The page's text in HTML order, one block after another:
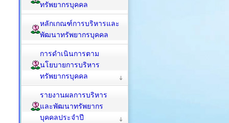
ทรัพยากรบุคคล
หลักเกณฑ์การบริหารและ
พัฒนาทรัพยากรบุคคล
การดำเนินการตาม
นโยบายการบริหาร
ทรัพยากรบุคคล
รายงานผลการบริหาร
และพัฒนาทรัพยากร
บุคคลประจำปี